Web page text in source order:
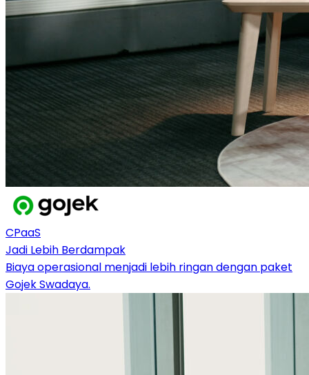
CPaaS
Jadi Lebih Berdampak
Biaya operasional menjadi lebih ringan dengan paket
Gojek Swadaya.